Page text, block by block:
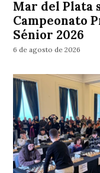
Mar del Plata
Campeonato
Sénior 2026
6 de agosto de 2026